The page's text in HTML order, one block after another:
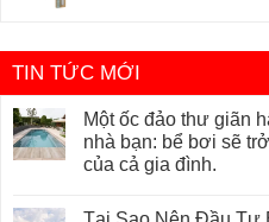
TIN TỨC MỚI
Một ốc đảo thư giãn
nhà bạn: bể bơi sẽ
của cả gia đình.